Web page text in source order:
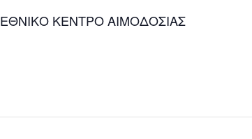
ΕΘΝΙΚΟ ΚΕΝΤΡΟ ΑΙΜΟΔΟΣΙΑΣ